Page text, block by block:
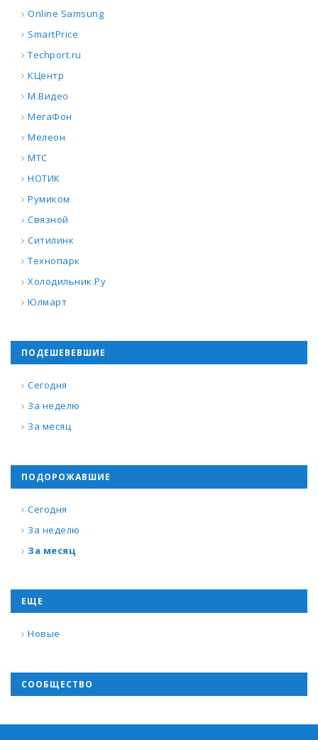
Online Samsung
SmartPrice
Techport.ru
КЦентр
М.Видео
МегаФон
Мелеон
МТС
НОТИК
Румиком
Связной
Ситилинк
Технопарк
Холодильник.Ру
Юлмарт
ПОДЕШЕВЕВШИЕ
Сегодня
За неделю
За месяц
ПОДОРОЖАВШИЕ
Сегодня
За неделю
За месяц
ЕЩЕ
Новые
СООБЩЕСТВО